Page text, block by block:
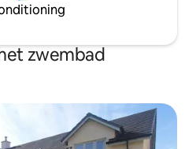
zwembad